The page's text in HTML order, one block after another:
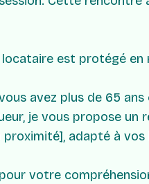
locataire est protégé
avez plus de 65
je vous propose un
proximité], adapté à
votre